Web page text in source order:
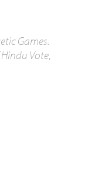
Games.
Vote,